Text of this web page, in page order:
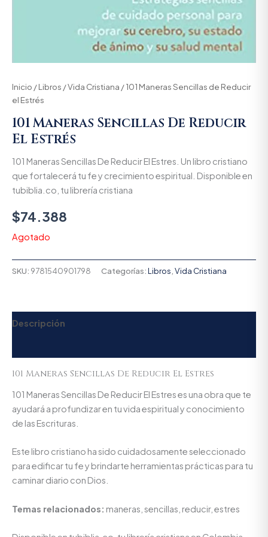
Inicio /Libros /Vida Cristiana / 101 Maneras Sencillas de Reducir
el Estrés
101 Maneras Sencillas De Reducir
El Estrés
101 Maneras Sencillas De Reducir El Estres. Un libro cristiano
que fortalecerá tu fe y crecimiento espiritual. Disponible en
tubiblia.co, tu librería cristiana
$74.388
Agotado
SKU: 9781540901798 Categorías:Libros Vida Cristiana
Descripción
101 Maneras Sencillas De Reducir El Estres
101 Maneras Sencillas De Reducir El Estres es una obra que te
ayudará a profundizar en tu vida espiritual y conocimiento
de las Escrituras.
Este libro cristiano ha sido cuidadosamente seleccionado
para edificar tu fe y brindarte herramientas prácticas para tu
caminar diario con Dios.
Temas relacionados: maneras, sencillas, reducir, estres